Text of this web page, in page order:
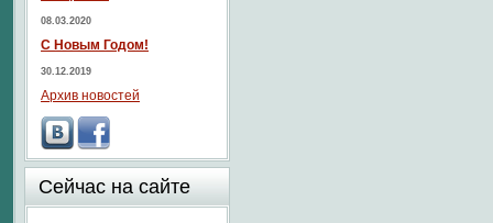
08.03.2020
С Новым Годом!
30.12.2019
Архив новостей
Сейчас на сайте